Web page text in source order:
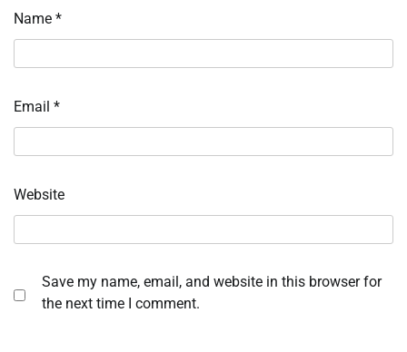
Name *
Email *
Website
Save my name, email, and website in this browser for
the next time I comment.